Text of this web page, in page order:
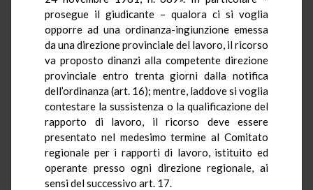
prosegue il giudicante – qualora ci si voglia
opporre ad una ordinanza-ingiunzione emessa
da una direzione provinciale del lavoro, il ricorso
va proposto dinanzi alla competente direzione
provinciale entro trenta giorni dalla notifica
dell’ordinanza (art. 16); mentre, laddove si voglia
contestare la sussistenza o la qualificazione del
rapporto di lavoro, il ricorso deve essere
presentato nel medesimo termine al Comitato
regionale per i rapporti di lavoro, istituito ed
operante presso ogni direzione regionale, ai
sensi del successivo art. 17.